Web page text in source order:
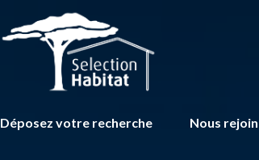
Déposez votre recherche Nous